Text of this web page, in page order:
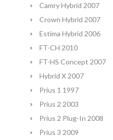
Camry Hybrid 2007
Crown Hybrid 2007
Estima Hybrid 2006
FT-CH 2010
FT-HS Concept 2007
Hybrid X 2007
Prius 1 1997
Prius 2 2003
Prius 2 Plug-In 2008
Prius 3 2009